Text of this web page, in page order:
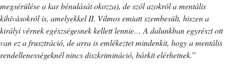
megsérülése a kar bénulását okozza), de szól azokról a mentális
kihívásokról is, amelyekkel II. Vilmos emiatt szembesült, hiszen a
királyi vérnek egészségesnek kellett lennie… A dalunkban egyrészt ott
van ez a frusztráció, de arra is emlékeztet mindenkit, hogy a mentális
rendellenességeknél nincs diszkrimináció, bárkit elérhetnek.”